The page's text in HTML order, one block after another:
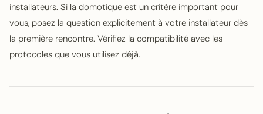
installateurs. Si la domotique est un critère important pour
vous, posez la question explicitement à votre installateur dès
la première rencontre. Vérifiez la compatibilité avec les
protocoles que vous utilisez déjà.